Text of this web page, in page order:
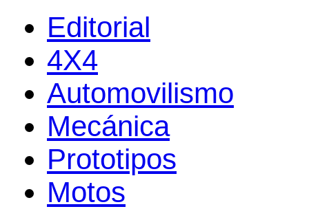
Editorial
4X4
Automovilismo
Mecánica
Prototipos
Motos